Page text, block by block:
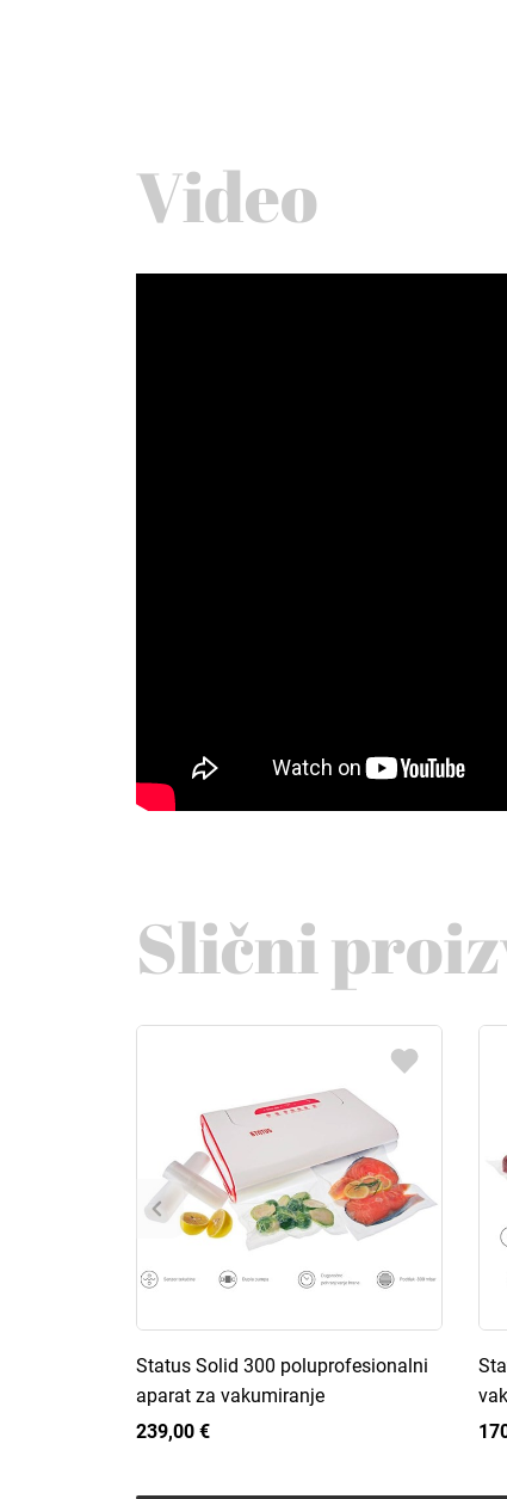
Video
Slični
Status Solid 300 poluprofesionalni
aparat za vakumiranje
239,00 €